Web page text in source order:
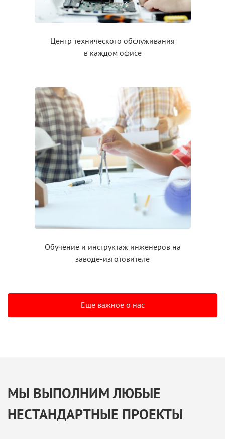
Центр технического обслуживания
в каждом офисе
Обучение и инструктажинженеров на
заводе-изготовителе
Еще важное о нас
МЫ ВЫПОЛНИМ ЛЮБЫЕ
НЕСТАНДАРТНЫЕ ПРОЕКТЫ